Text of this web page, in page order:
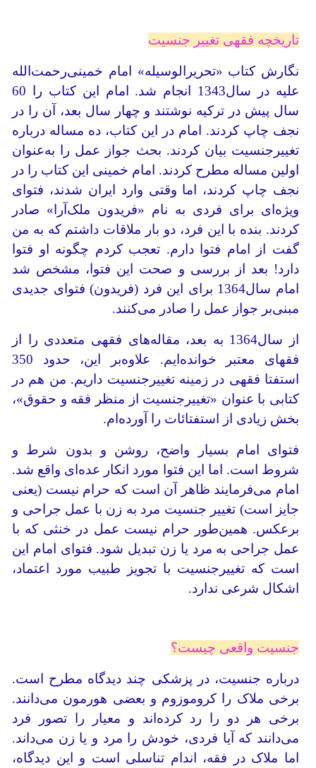
تاریخچه فقهی تغییر جنسیت
نگارش کتاب «تحریرالوسیله» امام خمینی‌رحمت‌الله
علیه در سال1343 انجام شد. امام این کتاب را 60
سال پیش در ترکیه نوشتند و چهار سال بعد، آن را در
نجف چاپ کردند. امام در این کتاب، ده مساله درباره
تغییرجنسیت بیان کردند. بحث جواز عمل را به‌عنوان
اولین مساله مطرح کردند. امام خمینی این کتاب را در
نجف چاپ کردند، اما وقتی وارد ایران شدند، فتوای
ویژه‌ای برای فردی به نام «فریدون ملک‌آرا» صادر
کردند. بنده با این فرد، دو بار ملاقات داشتم که به من
گفت از امام فتوا دارم. تعجب کردم چگونه او فتوا
دارد! بعد از بررسی و صحت این فتوا، مشخص شد
امام سال1364 برای این فرد (فریدون) فتوای جدیدی
مبنی‌بر جواز عمل را صادر می‌کنند.
از سال1364 به بعد، مقاله‌های فقهی متعددی را از
فقهای معتبر خوانده‌ایم. علاوه‌بر این، حدود 350
استفتا فقهی در زمینه تغییرجنسیت داریم. من هم در
کتابی با عنوان «تغییرجنسیت از منظر فقه و حقوق»،
بخش زیادی از استفتائات را آورده‌ام.
فتوای امام بسیار واضح، روشن و بدون شرط و
شروط است. اما این فتوا مورد انکار عده‌ای واقع شد.
امام می‌فرمایند ظاهر آن است که حرام نیست (یعنی
جایز است) تغییر جنسیت مرد به زن با عمل جراحی و
برعکس. همین‌طور حرام نیست عمل در خنثی که با
عمل جراحی به مرد یا زن تبدیل شود. فتوای امام این
است که تغییرجنسیت با تجویز طبیب مورد اعتماد،
اشکال شرعی ندارد.
جنسیت واقعی چیست؟
درباره جنسیت، در پزشکی چند دیدگاه مطرح است.
برخی ملاک را کروموزوم و بعضی هورمون می‌دانند.
برخی هر دو را رد کرده‌اند و معیار را تصور فرد
می‌دانند که آیا فردی، خودش را مرد و یا زن می‌داند.
اما ملاک در فقه، اندام تناسلی است و این دیدگاه،